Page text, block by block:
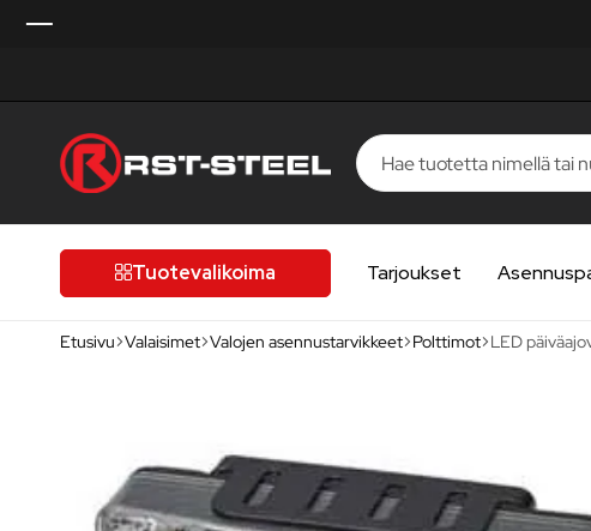
laatutietoiselle
autoilijalleTuotevalikoima Tarjoukset
Etusivu Valaisimet Valojen asennustarvikkeet Polttimot LED